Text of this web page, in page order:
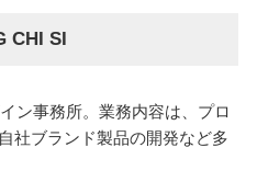
CHI SI
ン事務所。業務内容は、プロ
社ブランド製品の開発など多